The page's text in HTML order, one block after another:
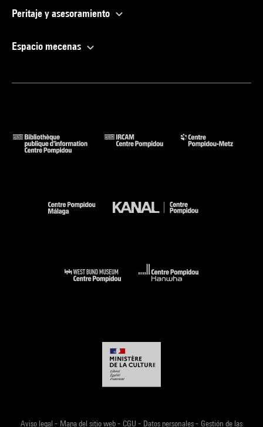
Peritaje y asesoramiento
Espacio mecenas
Aviso legal - Mapa del sitio web- CGU - Datos personales- Gestión de las